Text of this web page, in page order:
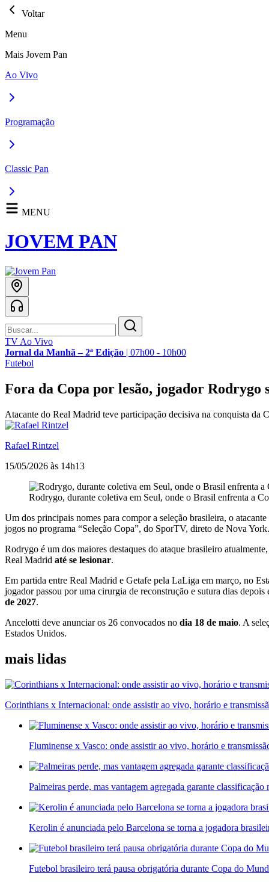
Voltar
Menu
Mais Jovem Pan
Ao Vivo
Programação
Classic Pan
MENU
JOVEM PAN
TV Ao Vivo
Jornal da Manhã – 2ª Edição | 07h00 - 10h00
Futebol
Fora da Copa por lesão, jogador
Atacante do Real Madrid teve participação decisiva na conquista da
Rafael Rintzel
15/05/2026 às 14h13
Rodrygo, durante coletiva em Seul, onde o Brasil enfrenta a
Um dos principais nomes para compor a seleção brasileira, o atacante
jogos no programa “Seleção Copa”, do SporTV, direto de Nova York.
Rodrygo é um dos maiores destaques do ataque brasileiro
Real Madrid até se lesionar.
Em partida entre Real Madrid e Getafe pela LaLiga em março, no
jogador passou por uma cirurgia de reconstrução e sutura dias
de 2027.
Ancelotti deve anunciar os 26 convocados no dia 18 de maio. A
Estados Unidos.
mais lidas
Corinthians x Internacional: onde assistir ao vivo, horário e
Fluminense x Vasco: onde assistir ao vivo, horário e
Palmeiras perde, mas vantagem agregada garante
Kerolin é anunciada pelo Barcelona se torna a jogadora
Futebol brasileiro terá pausa obrigatória durante Copa do